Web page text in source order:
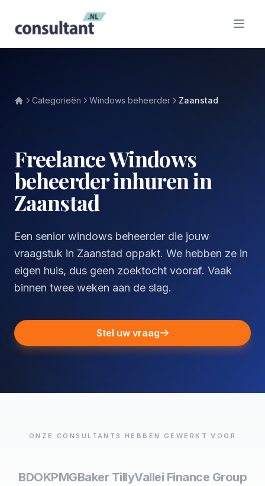
Categorieën Windows beheerder Zaanstad
Freelance Windows
beheerder inhuren in
Zaanstad
Een senior windows beheerder die jouw
vraagstuk in Zaanstad oppakt. We hebben ze in
eigen huis, dus geen zoektocht vooraf. Vaak
binnen twee weken aan de slag.
Stel uw vraag
ONZE CONSULTANTS HEBBEN GEWERKT VOOR
BDOKPMGBaker TillyVallei Finance Group